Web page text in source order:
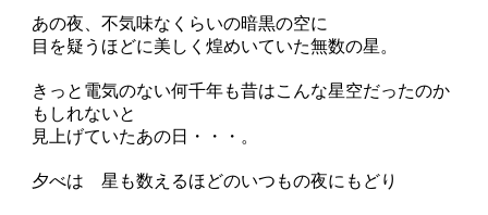
あの夜、不気味なくらいの暗黒の空に
目を疑うほどに美しく煌めいていた無数の星。
きっと電気のない何千年も昔はこんな星空だったのか
もしれないと
見上げていたあの日・・・。
夕べは 星も数えるほどのいつもの夜にもどり